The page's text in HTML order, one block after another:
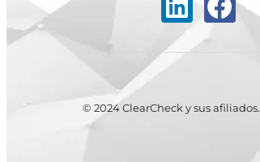
© 2024 ClearCheck y sus afiliados.